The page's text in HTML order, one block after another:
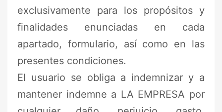
exclusivamente para los propósitos y
finalidades enunciadas en cada
apartado, formulario, así como en las
presentes condiciones.
El usuario se obliga a indemnizar y a
mantener indemne a LA EMPRESA por